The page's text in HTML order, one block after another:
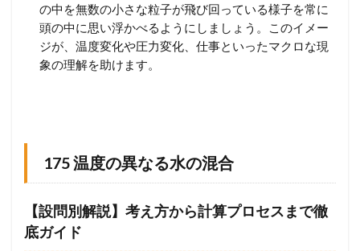
の中を無数の小さな粒子が飛び回っている様子を常に
頭の中に思い浮かべるようにしましょう。このイメー
ジが、温度変化や圧力変化、仕事といったマクロな現
象の理解を助けます。
175 温度の異なる水の混合
【設問別解説】考え方から計算プロセスまで徹
底ガイド